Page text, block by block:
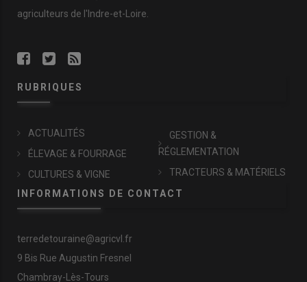
agriculteurs de l'Indre-et-Loire.
RUBRIQUES
ACTUALITÉS
ÉLEVAGE & FOURRAGE
CULTURES & VIGNE
GESTION &
RÉGLEMENTATION
TRACTEURS & MATÉRIELS
INFORMATIONS DE CONTACT
terredetouraine@agricvl.fr
9 Bis Rue Augustin Fresnel
Chambray-Lès-Tours